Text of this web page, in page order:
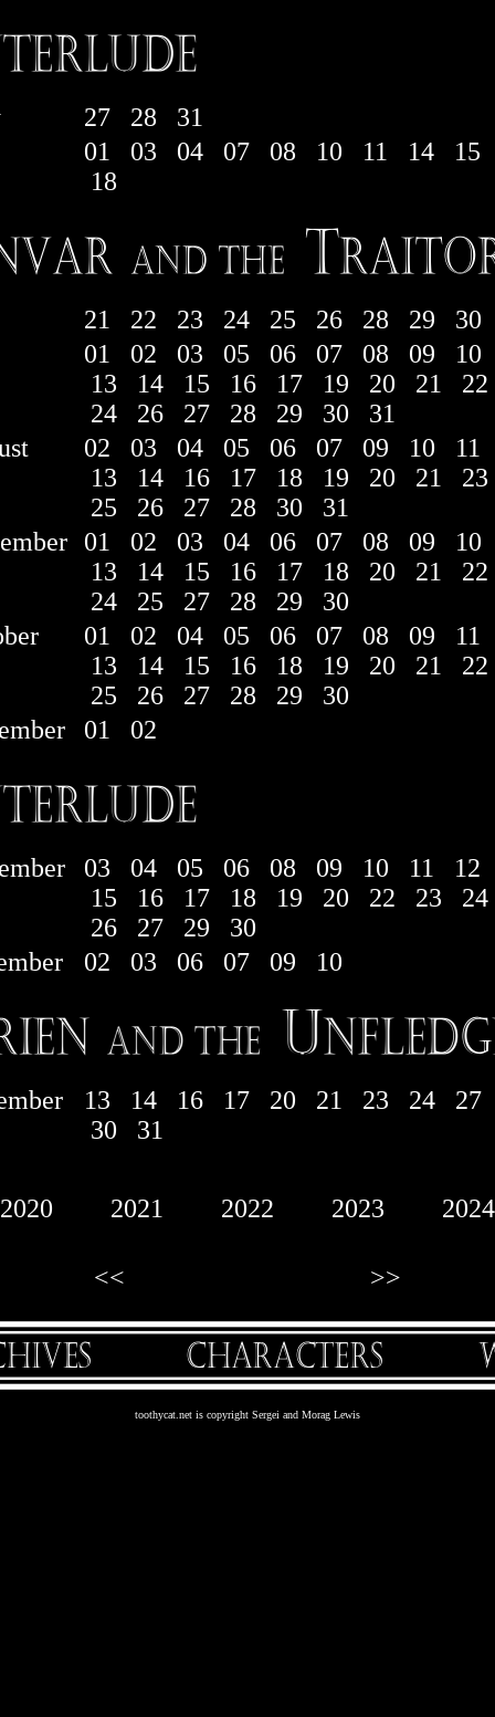
27 28
31
01 03 04 07 08 10 11 14
15
18
21 22 23 24 25 26 28 29
30
01
02 03 05 06 07 08 09
10
13
14 15 16 17 19 20 21
22
24
26 27 28 29 30
31
02 03 04 05 06 07 09 10
11
13
14 16 17 18 19 20 21
23
25
26 27 28 30
31
01 02 03 04 06 07 08 09
10
13
14 15 16 17 18 20 21
22
24
25 27 28 29
30
01 02 04 05 06 07 08 09
11
13
14 15 16 18 19 20 21
22
25
26 27 28 29
30
01 02
03 04 05 06 08 09 10 11
12
15
16 17 18 19 20 22 23
24
26
27 29
30
02 03 06 07 09 10
13 14 16 17 20 21 23 24
27
30
31
2020 2021 2022 2023 2024
<< >>
toothycat.net is copyright Sergei and Morag Lewis